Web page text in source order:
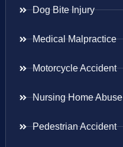
Dog Bite Injury
Medical Malpractice
Motorcycle Accident
Nursing Home Abuse
Pedestrian Accident